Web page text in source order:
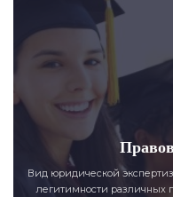
Вид юридической
легитимности различных